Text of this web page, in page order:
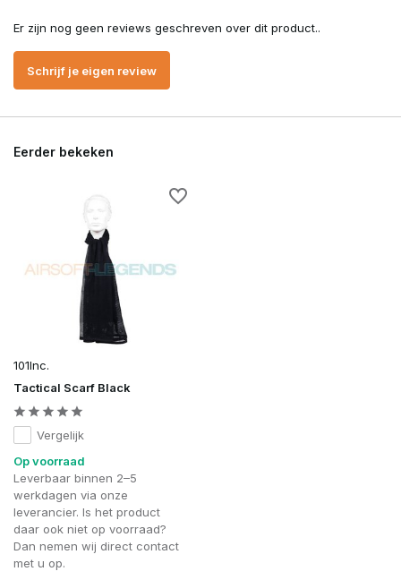
Er zijn nog geen reviews geschreven over dit product..
Schrijf je eigen review
Eerder bekeken
101Inc.
Tactical Scarf Black
Vergelijk
Op voorraad
Leverbaar binnen 2–5
werkdagen via onze
leverancier. Is het product
daar ook niet op voorraad?
Dan nemen wij direct contact
met u op.